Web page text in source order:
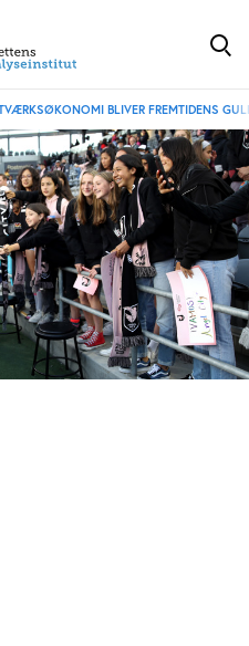
BLIVER FREMTIDENS